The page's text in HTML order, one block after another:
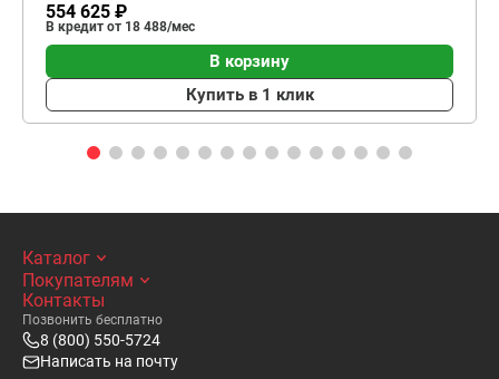
554 625 ₽
В кредит от 18 488/мес
В корзину
Купить в 1 клик
Каталог
Покупателям
Контакты
Позвонить бесплатно
8 (800) 550-5724
Написать на почту